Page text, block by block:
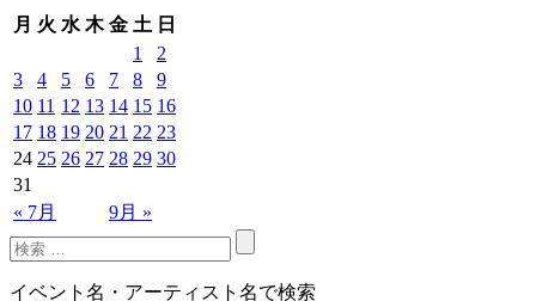
月 火 水 木 金 土 日
« 7月 9月 »
1
2
3
4 5 6 7 8
9
10 11 12 13 14 15 16
17 18 19 20 21 22 23
24 25 26 27 28 29 30
31
イベント名・アーティスト名で検索